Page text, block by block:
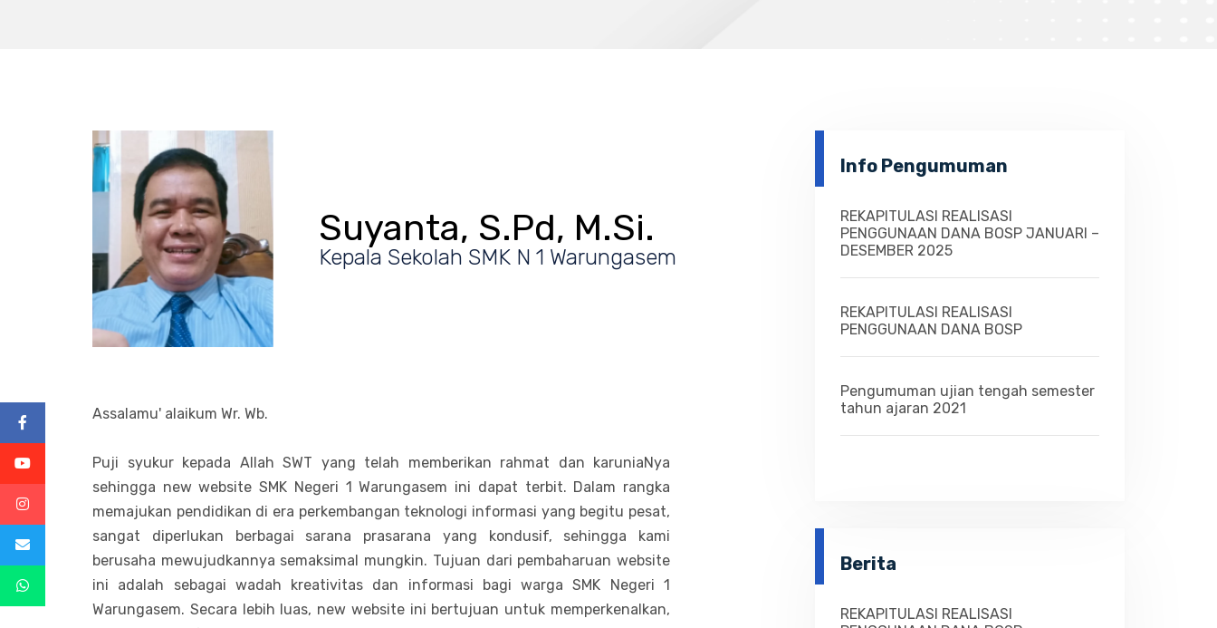
Suyanta, S.Pd, M.Si.
Kepala Sekolah SMK N 1 Warungasem
Assalamu' alaikum Wr. Wb.
Puji syukur kepada Allah SWT yang telah memberikan rahmat dan karuniaNya
sehingga new website SMK Negeri 1 Warungasem ini dapat terbit. Dalam rangka
memajukan pendidikan di era perkembangan teknologi informasi yang begitu pesat,
sangat diperlukan berbagai sarana prasarana yang kondusif, sehingga kami
berusaha mewujudkannya semaksimal mungkin. Tujuan dari pembaharuan website
ini adalah sebagai wadah kreativitas dan informasi bagi warga SMK Negeri 1
Warungasem. Secara lebih luas, new website ini bertujuan untuk memperkenalkan,
Info Pengumuman
REKAPITULASI REALISASI
PENGGUNAAN DANA BOSP JANUARI –
DESEMBER 2025
REKAPITULASI REALISASI
PENGGUNAAN DANA BOSP
Pengumuman ujian tengah semester
tahun ajaran 2021
Berita
REKAPITULASI REALISASI